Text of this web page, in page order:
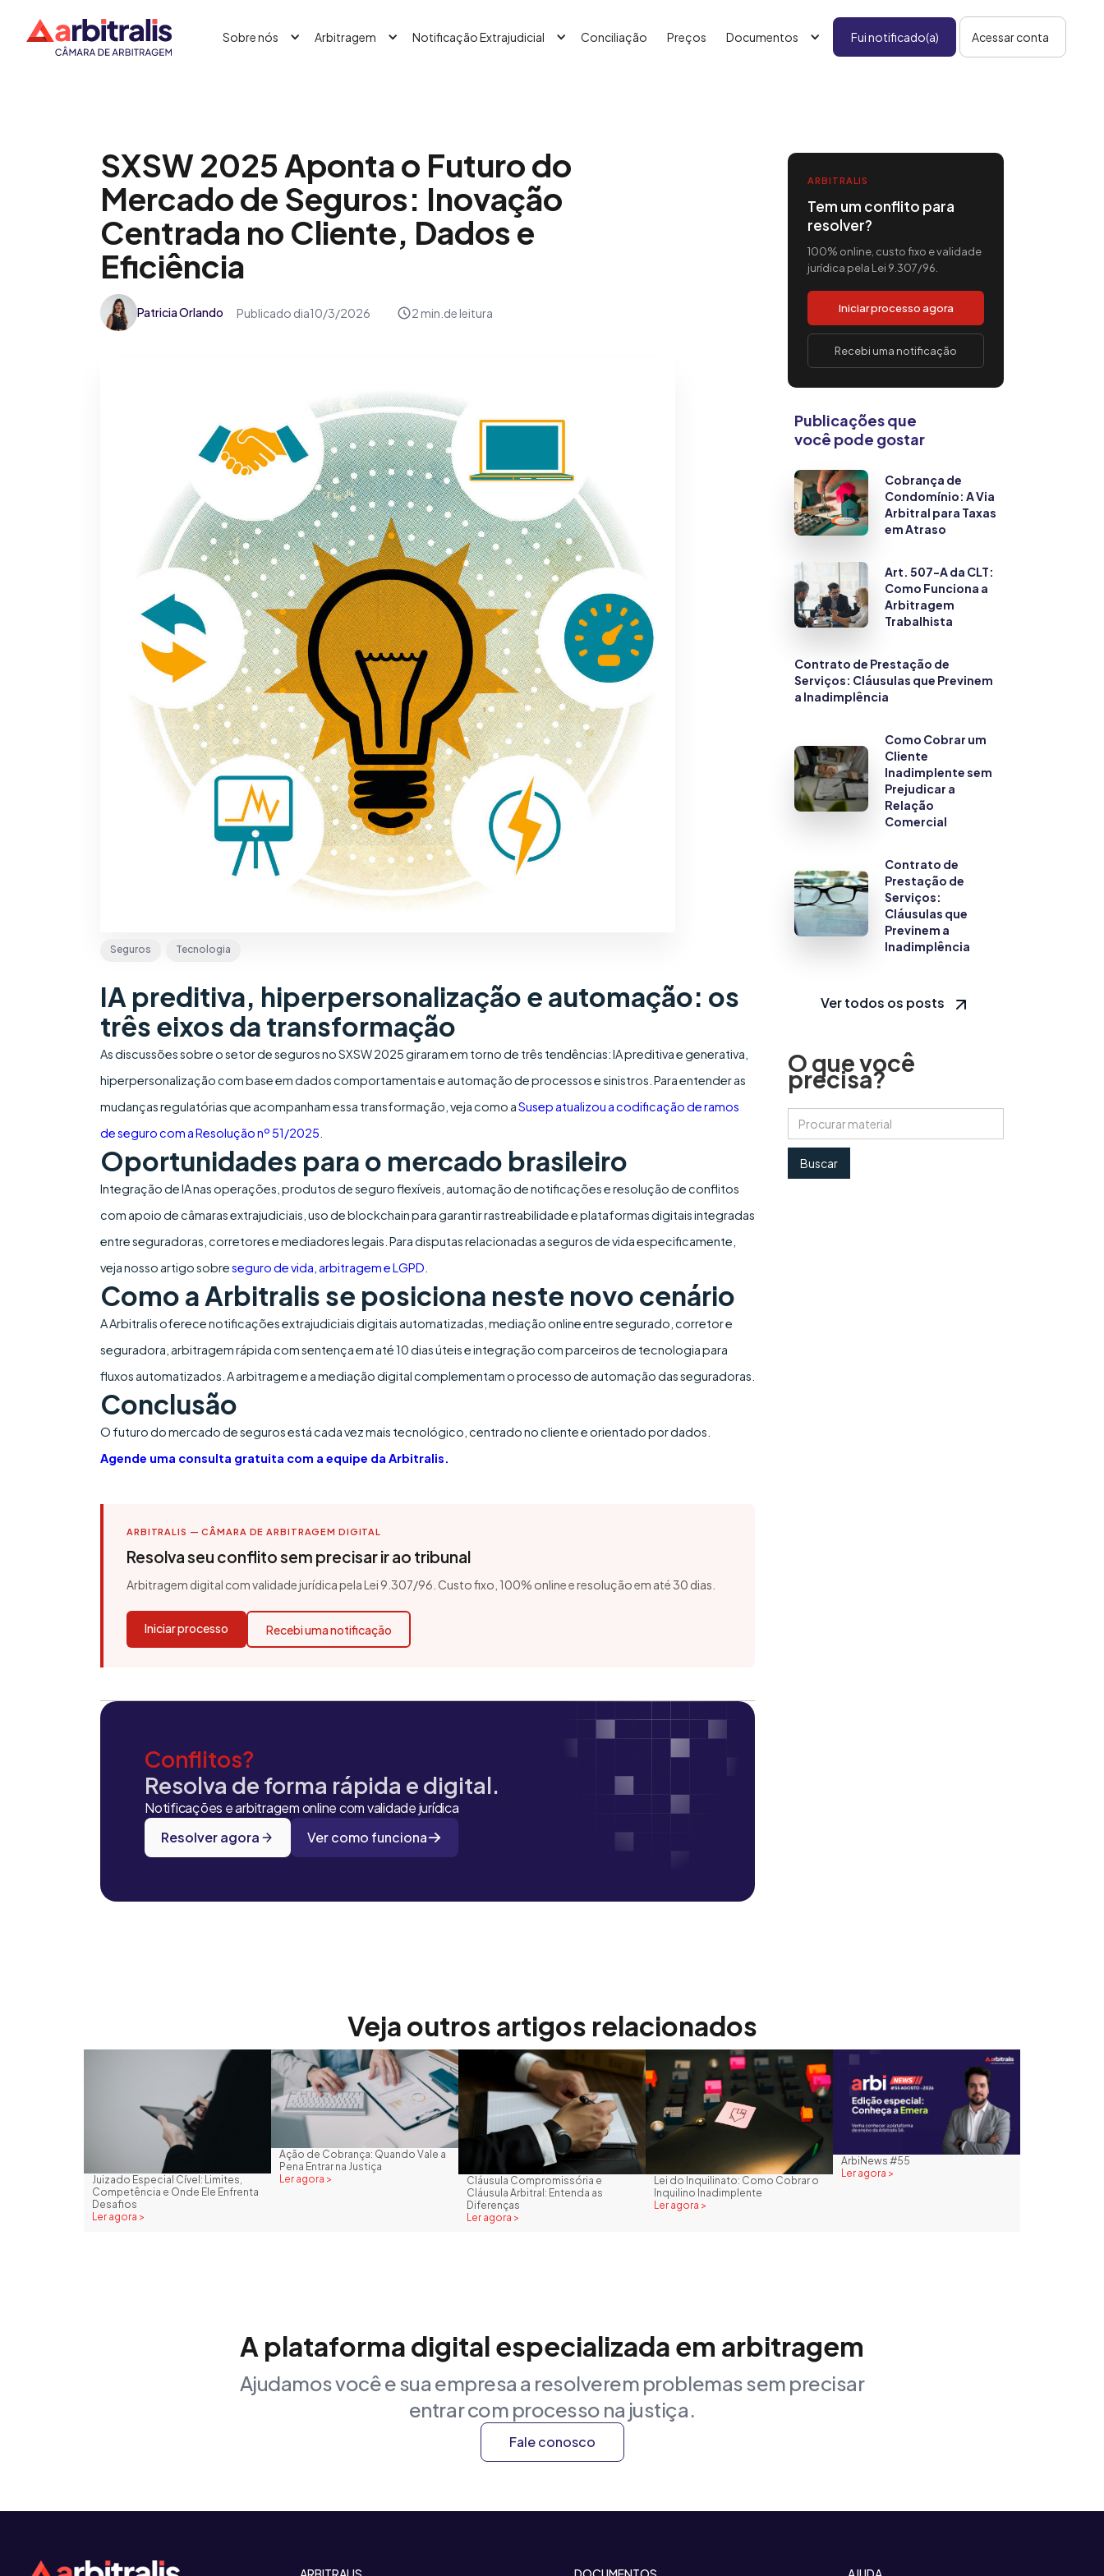
Sobre nós Arbitragem Notificação Extrajudicial Conciliação Preços Documentos Fui notificado(a) Acessar conta
SXSW 2025 Aponta o Futuro do
Mercado de Seguros: Inovação
Centrada no Cliente, Dados e
Eficiência
Patricia Orlando Publicado dia10/3/2026 2 min. de leitura
Seguros Tecnologia
IA preditiva, hiperpersonalização e automação: os
três eixos da transformação
As discussões sobre o setor de seguros no SXSW 2025 giraram em torno de três tendências: IA preditiva e generativa,
hiperpersonalização com base em dados comportamentais e automação de processos e sinistros. Para entender as
mudanças regulatórias que acompanham essa transformação, veja como aSusep atualizou a codificação de ramos
de seguro com a Resolução nº 51/2025
Oportunidades para o mercado brasileiro
Integração de IA nas operações, produtos de seguro flexíveis, automação de notificações e resolução de conflitos
com apoio de câmaras extrajudiciais, uso de blockchain para garantir rastreabilidade e plataformas digitais integradas
entre seguradoras, corretores e mediadores legais. Para disputas relacionadas a seguros de vida especificamente,
veja nosso artigo sobreseguro de vida, arbitragem e LGPD
Como a Arbitralis se posiciona neste novo cenário
A Arbitralis oferece notificações extrajudiciais digitais automatizadas, mediação online entre segurado, corretor e
seguradora, arbitragem rápida com sentença em até 10 dias úteis e integração com parceiros de tecnologia para
fluxos automatizados. A arbitragem e a mediação digital complementam o processo de automação das seguradoras.
Conclusão
O futuro do mercado de seguros está cada vez mais tecnológico, centrado no cliente e orientado por dados.
Agende uma consulta gratuita com a equipe da Arbitralis.
ARBITRALIS — CÂMARA DE ARBITRAGEM DIGITAL
Resolva seu conflito sem precisar ir ao tribunal
Arbitragem digital com validade jurídica pela Lei 9.307/96. Custo fixo, 100% online e resolução em até 30 dias.
Iniciar processo Recebi uma notificação
Conflitos?
Resolva de forma rápida e digital.
Notificações e arbitragem online com validade jurídica
Resolver agora
Ver como funciona
ARBITRALIS
Tem um conflito para
resolver?
100% online, custo fixo e validade
jurídica pela Lei 9.307/96.
Iniciar processo agora
Recebi uma notificação
Publicações que
você pode gostar
Cobrança de
Condomínio: A Via
Arbitral para Taxas
em Atraso
Art. 507-A da CLT:
Como Funciona a
Arbitragem
Trabalhista
Contrato de Prestação de
Serviços: Cláusulas que Previnem
a Inadimplência
Como Cobrar um
Cliente
Inadimplente sem
Prejudicar a
Relação
Comercial
Contrato de
Prestação de
Serviços:
Cláusulas que
Previnem a
Inadimplência
Ver todos os posts
O que você
precisa?
Veja outros artigos relacionados
Juizado Especial Cível: Limites,
Competência e Onde Ele Enfrenta
Desafios
Ler agora >
Ação de Cobrança: Quando Vale a
Pena Entrar na Justiça
Ler agora >
Cláusula Compromissória e
Cláusula Arbitral: Entenda as
Diferenças
Ler agora >
Lei do Inquilinato: Como Cobrar o
Inquilino Inadimplente
Ler agora >
ArbiNews #55
Ler agora >
A plataforma digital especializada em arbitragem
Ajudamos você e sua empresa a resolverem problemas sem precisar
entrar com processo na justiça.
Fale conosco